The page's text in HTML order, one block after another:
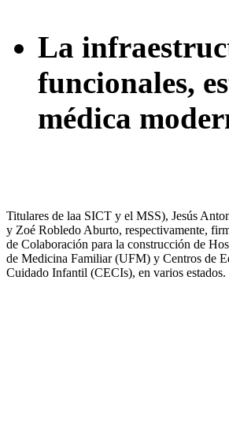
La
funcionales,
médica
Titulares de laa SICT y el MSS), Jesús
y Zoé Robledo Aburto, respectivamente,
de Colaboración para la construcción de
de Medicina Familiar (UFM) y Centros de
Cuidado Infantil (CECIs), en varios estados.